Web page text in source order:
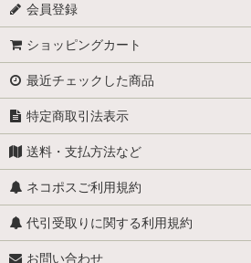
キティ
小人
くまのプーさん
少年ブールと愛犬ビル
職業・仕事
スーパーマン
会員登録
ショッピングカート
最近チェックした商品
特定商取引法表示
送料・支払方法など
ネコポスご利用規約
代引受取りに関する利用規約
お問い合わせ